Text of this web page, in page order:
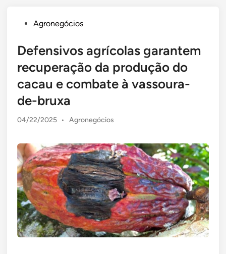
PostedAgronegócios
Defensivos agrícolas garantem
recuperação da produção do
cacau e combate à vassoura-
de-bruxa
04/22/2025 •
Posted
Agronegócios